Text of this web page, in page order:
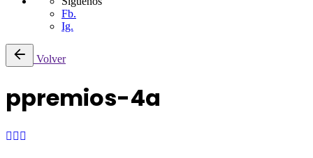
Fb.
Ig.
Volver
ppremios-4a